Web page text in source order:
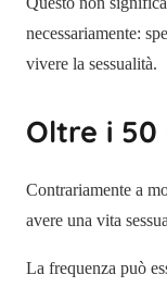
necessariamente:
vivere la sessualità.
Oltre i 50
Contrariamente a
avere una vita
La frequenza può